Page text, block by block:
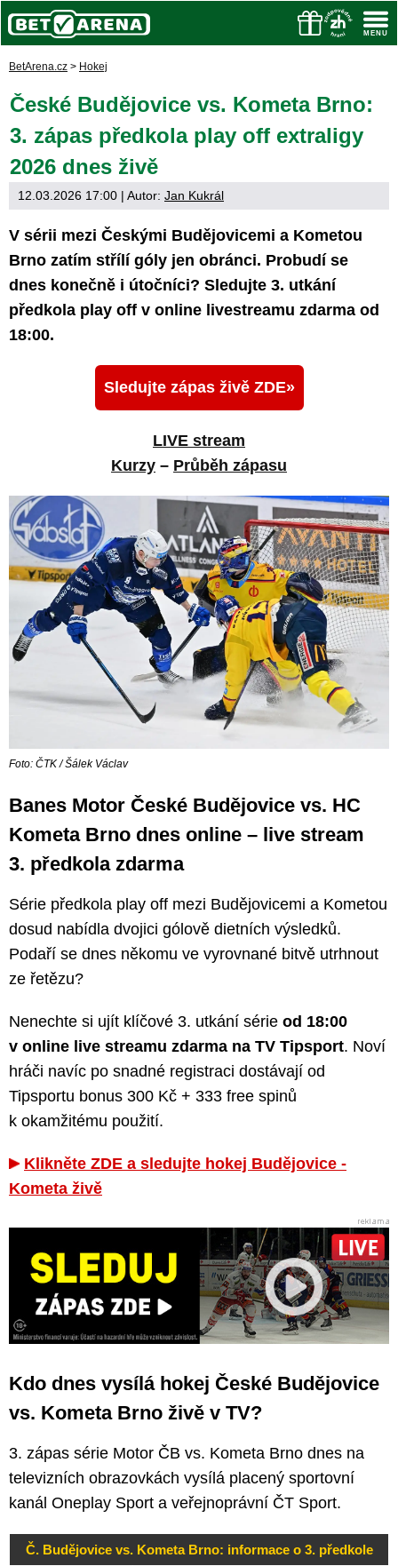
BetArena.cz > Hokej
České Budějovice vs. Kometa Brno:
3. zápas předkola play off extraligy
2026 dnes živě
12.03.2026 17:00 | Autor: Jan Kukrál
V sérii mezi Českými Budějovicemi a Kometou
Brno zatím střílí góly jen obránci. Probudí se
dnes konečně i útočníci? Sledujte 3. utkání
předkola play off v online livestreamu zdarma od
18:00.
Sledujte zápas živě ZDE
LIVE stream
Kurzy – Průběh zápasu
Foto: ČTK / Šálek Václav
Banes Motor České Budějovice vs. HC
Kometa Brno dnes online – live stream
3. předkola zdarma
Série předkola play off mezi Budějovicemi a Kometou
dosud nabídla dvojici gólově dietních výsledků.
Podaří se dnes někomu ve vyrovnané bitvě utrhnout
ze řetězu?
Nenechte si ujít klíčové 3. utkání série od 18:00
v online live streamu zdarma na TV Tipsport. Noví
hráči navíc po snadné registraci dostávají od
Tipsportu bonus 300 Kč + 333 free spinů
k okamžitému použití.
Klikněte ZDE a sledujte hokej Budějovice -
Kometa živě
Kdo dnes vysílá hokej České Budějovice
vs. Kometa Brno živě v TV?
3. zápas série Motor ČB vs. Kometa Brno dnes na
televizních obrazovkách vysílá placený sportovní
kanál Oneplay Sport a veřejnoprávní ČT Sport.
Č. Budějovice vs. Kometa Brno: informace o 3. předkole